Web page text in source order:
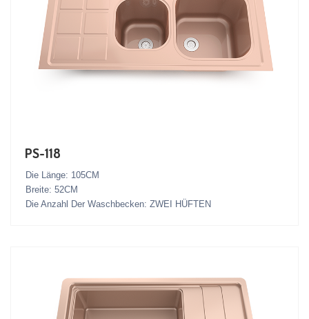
PS-118
Die Länge: 105CM
Breite: 52CM
Die Anzahl Der Waschbecken: ZWEI HÜFTEN